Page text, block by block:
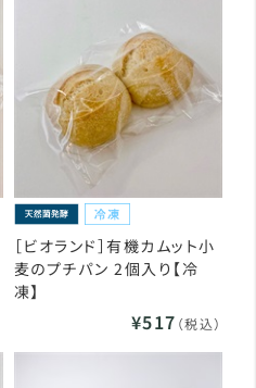
［ビオランド］有機カムット小
麦のプチパン 2個入り【冷
凍】
¥517 （税込）